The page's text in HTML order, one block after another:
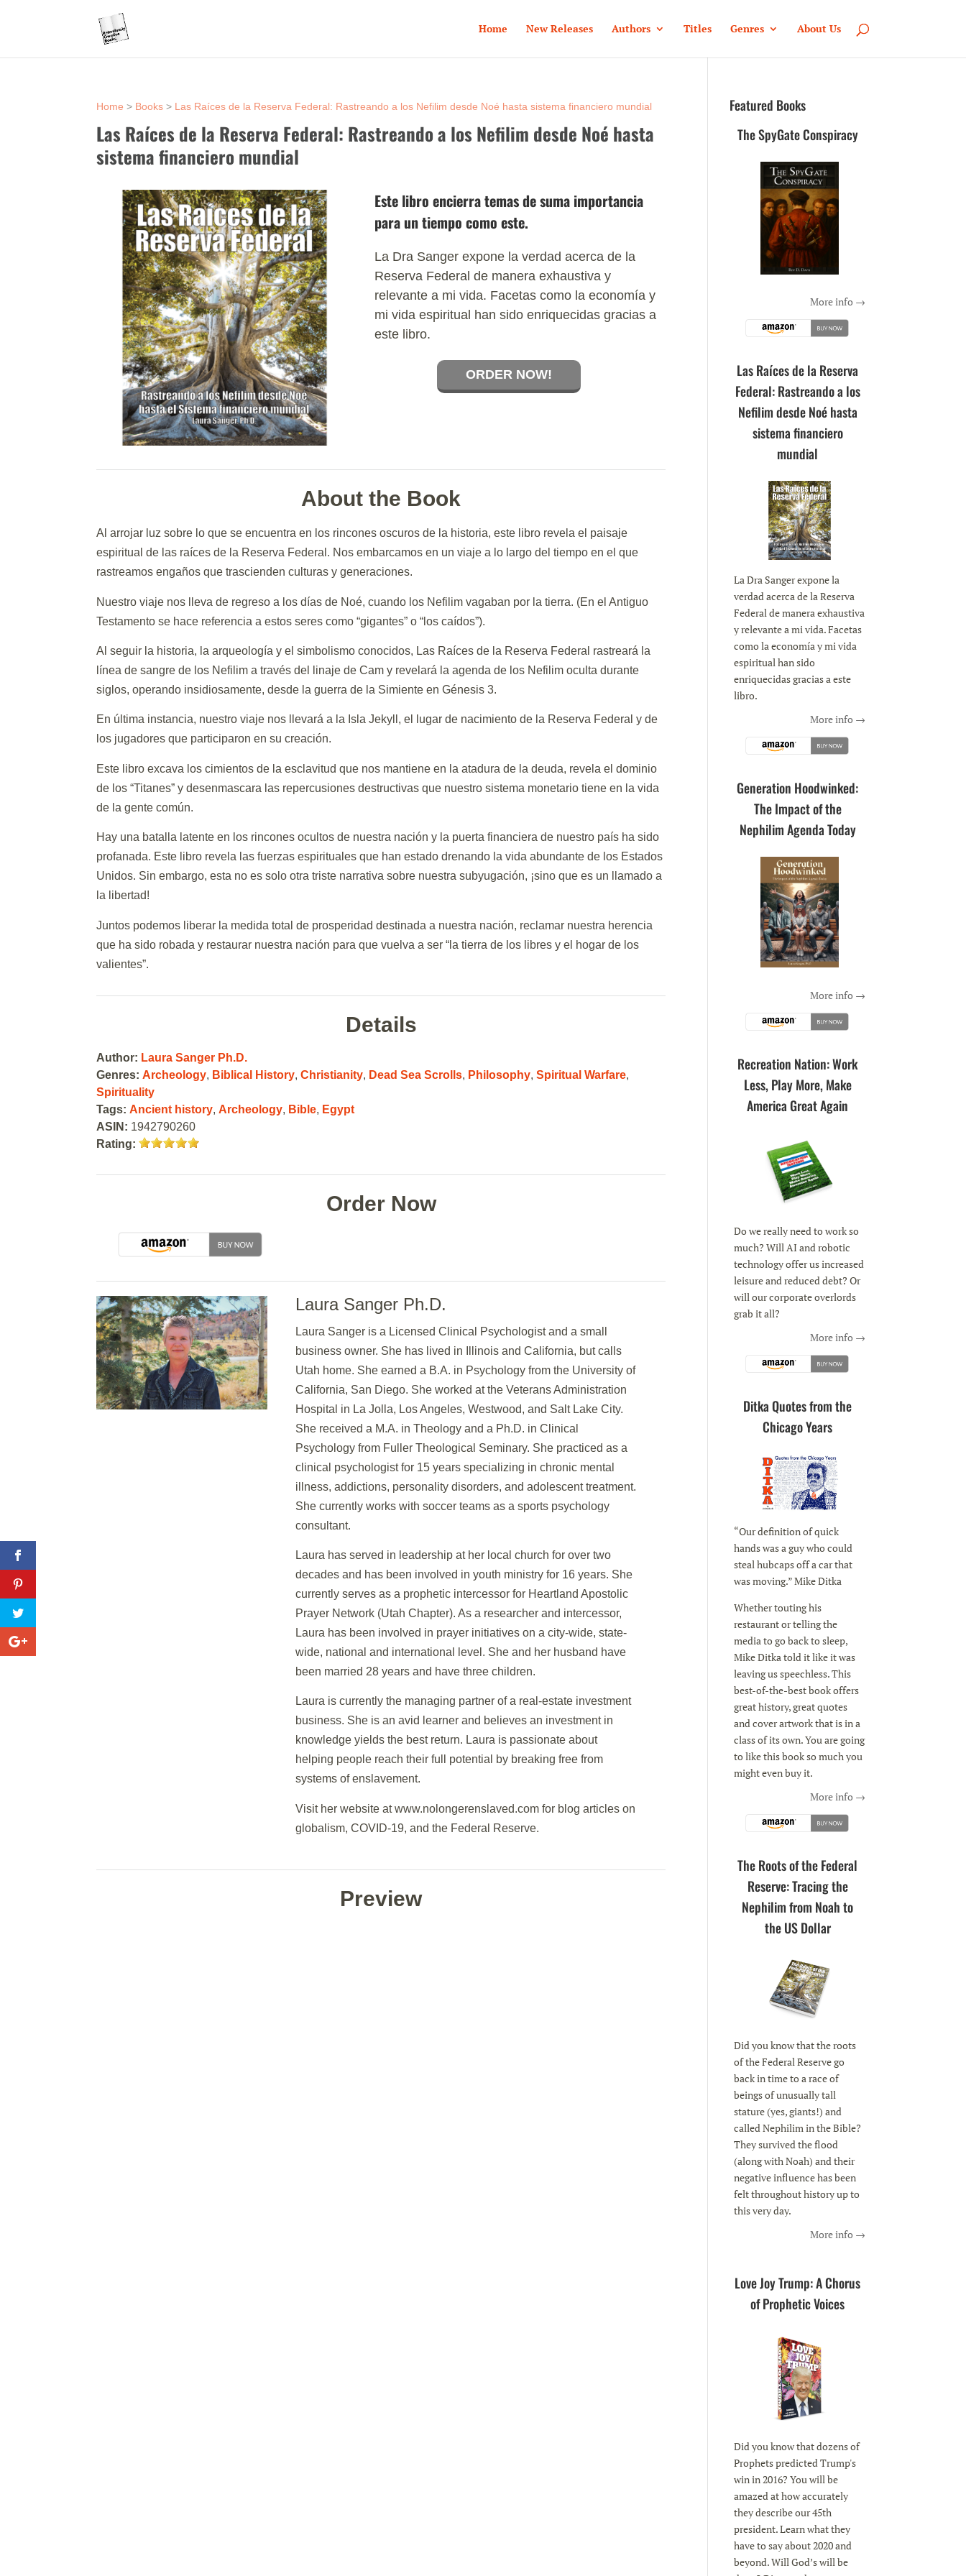
Home New Releases Authors Titles Genres About Us
Home > Books > Las Raíces de la Reserva Federal: Rastreando a los Nefilim desde Noé hasta sistema financiero mundial
Las Raíces de la Reserva Federal: Rastreando a los Nefilim desde Noé hasta
sistema financiero mundial
Este libro encierra temas de suma importancia
para un tiempo como este.
La Dra Sanger expone la verdad acerca de la
Reserva Federal de manera exhaustiva y
relevante a mi vida. Facetas como la economía y
mi vida espiritual han sido enriquecidas gracias a
este libro.
ORDER NOW!
About the Book
Al arrojar luz sobre lo que se encuentra en los rincones oscuros de la historia, este libro revela el paisaje
espiritual de las raíces de la Reserva Federal. Nos embarcamos en un viaje a lo largo del tiempo en el que
rastreamos engaños que trascienden culturas y generaciones.
Nuestro viaje nos lleva de regreso a los días de Noé, cuando los Nefilim vagaban por la tierra. (En el Antiguo
Testamento se hace referencia a estos seres como “gigantes” o “los caídos”).
Al seguir la historia, la arqueología y el simbolismo conocidos, Las Raíces de la Reserva Federal rastreará la
línea de sangre de los Nefilim a través del linaje de Cam y revelará la agenda de los Nefilim oculta durante
siglos, operando insidiosamente, desde la guerra de la Simiente en Génesis 3.
En última instancia, nuestro viaje nos llevará a la Isla Jekyll, el lugar de nacimiento de la Reserva Federal y de
los jugadores que participaron en su creación.
Este libro excava los cimientos de la esclavitud que nos mantiene en la atadura de la deuda, revela el dominio
de los “Titanes” y desenmascara las repercusiones destructivas que nuestro sistema monetario tiene en la vida
de la gente común.
Hay una batalla latente en los rincones ocultos de nuestra nación y la puerta financiera de nuestro país ha sido
profanada. Este libro revela las fuerzas espirituales que han estado drenando la vida abundante de los Estados
Unidos. Sin embargo, esta no es solo otra triste narrativa sobre nuestra subyugación, ¡sino que es un llamado a
la libertad!
Juntos podemos liberar la medida total de prosperidad destinada a nuestra nación, reclamar nuestra herencia
que ha sido robada y restaurar nuestra nación para que vuelva a ser “la tierra de los libres y el hogar de los
valientes”.
Details
Author: Laura Sanger Ph.D.
Genres: Archeology, Biblical History,Christianity, Dead Sea Scrolls, Philosophy,Spiritual Warfare,
Spirituality
Tags: Ancient history,Archeology, Bible, Egypt
ASIN: 1942790260
Rating:
Order Now
Laura Sanger Ph.D.
Laura Sanger is a Licensed Clinical Psychologist and a small
business owner. She has lived in Illinois and California, but calls
Utah home. She earned a B.A. in Psychology from the University of
California, San Diego. She worked at the Veterans Administration
Hospital in La Jolla, Los Angeles, Westwood, and Salt Lake City.
She received a M.A. in Theology and a Ph.D. in Clinical
Psychology from Fuller Theological Seminary. She practiced as a
clinical psychologist for 15 years specializing in chronic mental
illness, addictions, personality disorders, and adolescent treatment.
She currently works with soccer teams as a sports psychology
consultant.
Laura has served in leadership at her local church for over two
decades and has been involved in youth ministry for 16 years. She
currently serves as a prophetic intercessor for Heartland Apostolic
Prayer Network (Utah Chapter). As a researcher and intercessor,
Laura has been involved in prayer initiatives on a city-wide, state-
wide, national and international level. She and her husband have
been married 28 years and have three children.
Laura is currently the managing partner of a real-estate investment
business. She is an avid learner and believes an investment in
knowledge yields the best return. Laura is passionate about
helping people reach their full potential by breaking free from
systems of enslavement.
Visit her website at www.nolongerenslaved.com for blog articles on
globalism, COVID-19, and the Federal Reserve.
Preview
Featured Books
The SpyGate Conspiracy
More info →
Las Raíces de la Reserva
Federal: Rastreando a los
Nefilim desde Noé hasta
sistema financiero
mundial
La Dra Sanger expone la
verdad acerca de la Reserva
Federal de manera exhaustiva
y relevante a mi vida. Facetas
como la economía y mi vida
espiritual han sido
enriquecidas gracias a este
libro.
More info →
Generation Hoodwinked:
The Impact of the
Nephilim Agenda Today
More info →
Recreation Nation: Work
Less, Play More, Make
America Great Again
Do we really need to work so
much? Will AI and robotic
technology offer us increased
leisure and reduced debt? Or
will our corporate overlords
grab it all?
More info →
Ditka Quotes from the
Chicago Years
“Our definition of quick
hands was a guy who could
steal hubcaps off a car that
was moving.” Mike Ditka
Whether touting his
restaurant or telling the
media to go back to sleep,
Mike Ditka told it like it was
leaving us speechless. This
best-of-the-best book offers
great history, great quotes
and cover artwork that is in a
class of its own. You are going
to like this book so much you
might even buy it.
More info →
The Roots of the Federal
Reserve: Tracing the
Nephilim from Noah to
the US Dollar
Did you know that the roots
of the Federal Reserve go
back in time to a race of
beings of unusually tall
stature (yes, giants!) and
called Nephilim in the Bible?
They survived the flood
(along with Noah) and their
negative influence has been
felt throughout history up to
this very day.
More info →
Love Joy Trump: A Chorus
of Prophetic Voices
Did you know that dozens of
Prophets predicted Trump's
win in 2016? You will be
amazed at how accurately
they describe our 45th
president. Learn what they
have to say about 2020 and
beyond. Will God’s will be